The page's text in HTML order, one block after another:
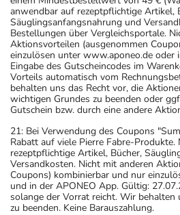
Sie sich bei dem Verdacht auf eine
umgehend mit einem Arzt in
Generell gilt: Achten Sie vor
Kleinkindern und älteren
gewissenhafte Dosierung. Im
Ihren Arzt oder Apotheker nach
oder Vorsichtsmaßnahmen.
Eine vom Arzt verordnete
Angaben der Packungsbeilage
individuell abstimmt, sollten Sie
nach seinen Anweisungen
anwendbar auf rezeptpflichtige Artikel,
Säuglingsanfangsnahrung und
Bestellungen über Vergleichsportale.
Aktionsvorteilen (ausgenommen
einzulösen unter www.aponeo.de oder
Eingabe des Gutscheincodes im
Vorteils automatisch vom
behalten uns das Recht vor, die
wichtigen Grundes zu beenden oder
Gutschein bzw. durch eine andere
21: Bei Verwendung des Coupons
Rabatt auf viele Pierre Fabre-
rezeptpflichtige Artikel, Bücher,
Versandkosten. Nicht mit anderen
Coupons) kombinierbar und nur
und in der APONEO App. Gültig:
solange der Vorrat reicht. Wir
zu beenden. Keine Barauszahlung.